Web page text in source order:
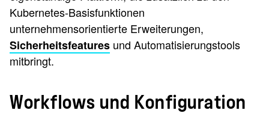
Kubernetes-Basisfunktionen
unternehmensorientierte Erweiterungen,
Sicherheitsfeatures und Automatisierungstools
mitbringt.
Workflows und Konfiguration